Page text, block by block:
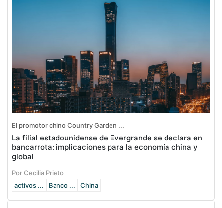
El promotor chino Country Garden ...
La filial estadounidense de Evergrande se declara en
bancarrota: implicaciones para la economía china y
global
Por Cecilia Prieto
activos ...
Banco ... China